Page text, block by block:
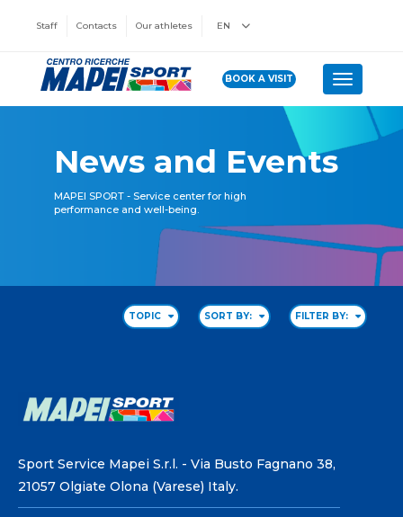
Staff Contacts Our athletes EN
BOOK A VISIT Toggle
News and Events
MAPEI SPORT - Service center for high
performance and well-being.
TOPIC SORT BY: FILTER BY:
Sport Service Mapei S.r.l. - Via Busto Fagnano 38,
21057 Olgiate Olona (Varese) Italy.